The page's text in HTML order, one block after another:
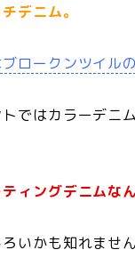
デニム。
ロークンツイル
ではカラーデニ
ィングデニムな
いかも知れませ